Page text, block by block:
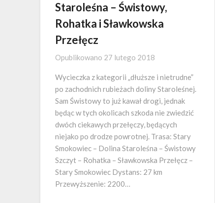
Staroleśna – Świstowy,
Rohatka i Sławkowska
Przełęcz
Opublikowano 27 lutego 2018
Wycieczka z kategorii „dłuższe i nietrudne”
po zachodnich rubieżach doliny Staroleśnej.
Sam Świstowy to już kawał drogi, jednak
będąc w tych okolicach szkoda nie zwiedzić
dwóch ciekawych przełęczy, będących
niejako po drodze powrotnej. Trasa: Stary
Smokowiec – Dolina Staroleśna – Świstowy
Szczyt – Rohatka – Sławkowska Przełęcz –
Stary Smokowiec Dystans: 27 km
Przewyższenie: 2200…